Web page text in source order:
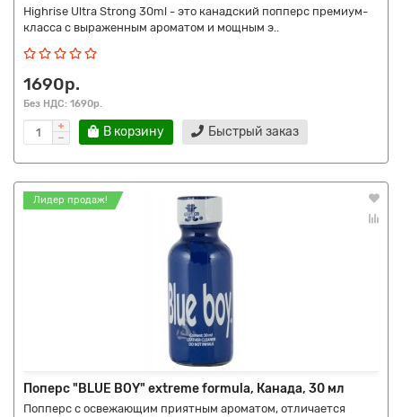
Highrise Ultra Strong 30ml - это канадский попперс премиум-
класса с выраженным ароматом и мощным э..
1690р.
Без НДС: 1690р.
В корзину Быстрый заказ
Лидер продаж!
Поперс "BLUE BOY" extreme formula, Канада, 30 мл
Попперс с освежающим приятным ароматом, отличается